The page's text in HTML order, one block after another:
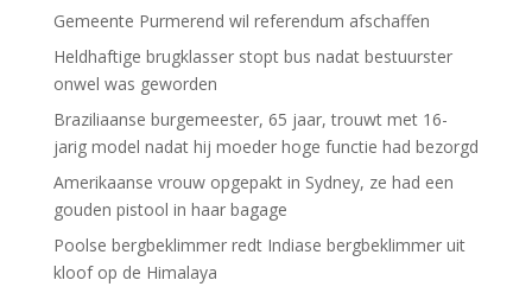
Gemeente Purmerend wil referendum afschaffen
Heldhaftige brugklasser stopt bus nadat bestuurster
onwel was geworden
Braziliaanse burgemeester, 65 jaar, trouwt met 16-
jarig model nadat hij moeder hoge functie had bezorgd
Amerikaanse vrouw opgepakt in Sydney, ze had een
gouden pistool in haar bagage
Poolse bergbeklimmer redt Indiase bergbeklimmer uit
kloof op de Himalaya